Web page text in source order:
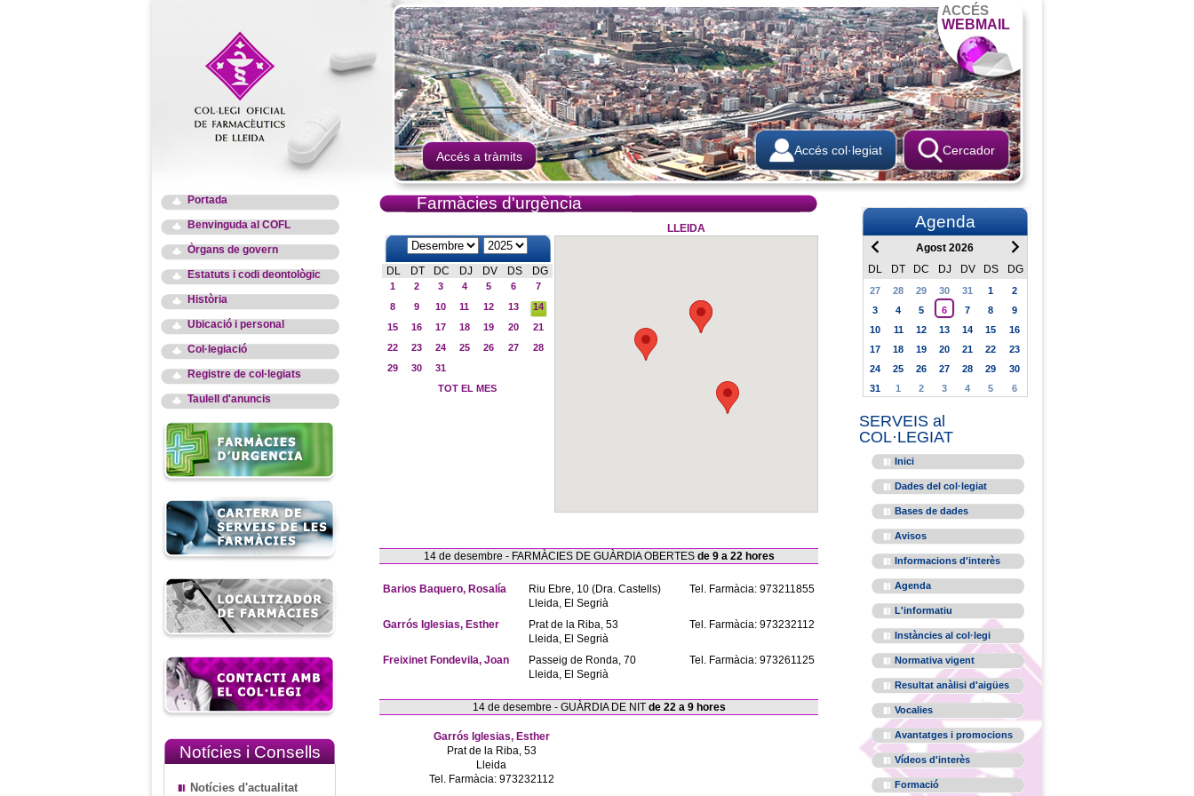
ACCÉS
WEBMAIL
Accés a tràmits Cercador
Accés col·legiat
Portada
Benvinguda al COFL
Òrgans de govern
Estatuts i codi deontològic
Història
Ubicació i personal
Col·legiació
Registre de col·legiats
Taulell d'anuncis
Notícies i Consells
Notícies d'actualitat
Farmàcies d'urgència
DL DT DC DJ DV DS DG
1 2 3 4 5 6
7
8
9 10 11 12 13
14
15
16 17 18 19 20
21
22
23 24 25 26 27
28
29
30
31
TOT EL MES
LLEIDA
14 de desembre - FARMÀCIES DE GUÀRDIA OBERTES de 9 a 22 hores
Barios Baquero, Rosalía
Riu Ebre, 10 (Dra. Castells)
Lleida, El Segrià
Tel. Farmàcia: 973211855
Garrós Iglesias, Esther
Prat de la Riba, 53
Lleida, El Segrià
Tel. Farmàcia: 973232112
Freixinet Fondevila, Joan
Passeig de Ronda, 70
Lleida, El Segrià
Tel. Farmàcia: 973261125
14 de desembre - GUÀRDIA DE NIT de 22 a 9 hores
Garrós Iglesias, Esther
Prat de la Riba, 53
Lleida
Tel. Farmàcia: 973232112
Agenda
Agost 2026
DL
DT DC DJ DV DS DG
27 28 29 30 31 1
2
3
4 5 6 7 8
9
10
11 12 13 14 15
16
17
18 19 20 21 22
23
24
25 26 27 28 29
30
31
1 2 3 4 5 6
SERVEIS al
COL·LEGIAT
Inici
Dades del col·legiat
Bases de dades
Avisos
Informacions d'interès
Agenda
L'informatiu
Instàncies al col·legi
Normativa vigent
Resultat anàlisi d'aigües
Vocalies
Avantatges i promocions
Vídeos d'interès
Formació